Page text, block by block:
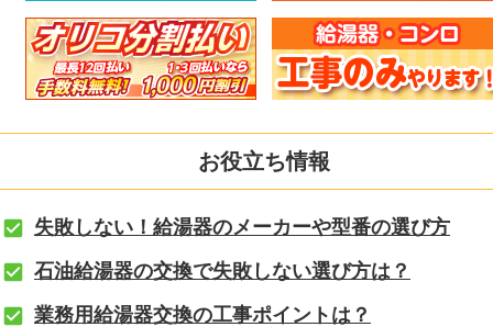
お役立ち情報
失敗しない！給湯器のメーカーや型番の選び方
石油給湯器の交換で失敗しない選び方は？
業務用給湯器交換の工事ポイントは？